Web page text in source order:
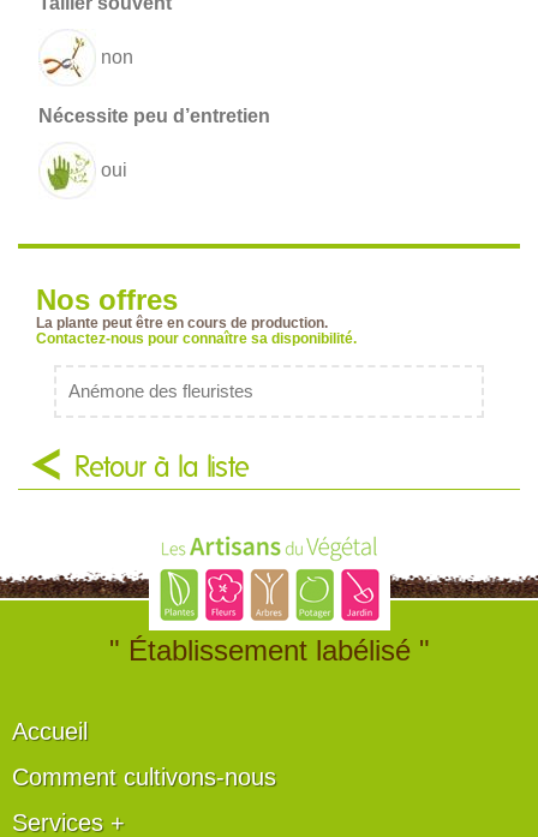
non
oui
Nos offres
La plante peut être en cours de production.
Contactez-nous pour connaître sa disponibilité.
Anémone des fleuristes
Retour à la liste
" Établissement labélisé "
Accueil
Comment cultivons-nous
Services +